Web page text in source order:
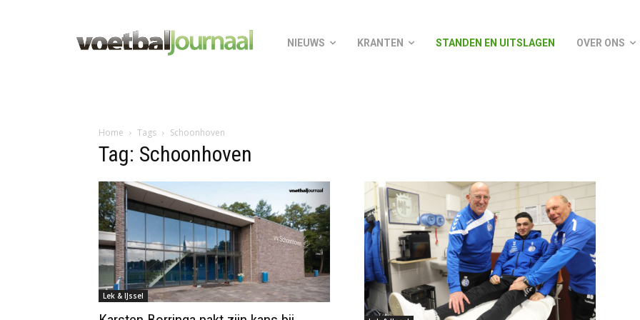
NIEUWS KRANTEN STANDEN EN UITSLAGEN OVER ONS
Home Tags Schoonhoven
Tag: Schoonhoven
Lek & IJssel